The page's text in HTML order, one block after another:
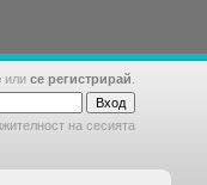
или се регистрирай
на сесията